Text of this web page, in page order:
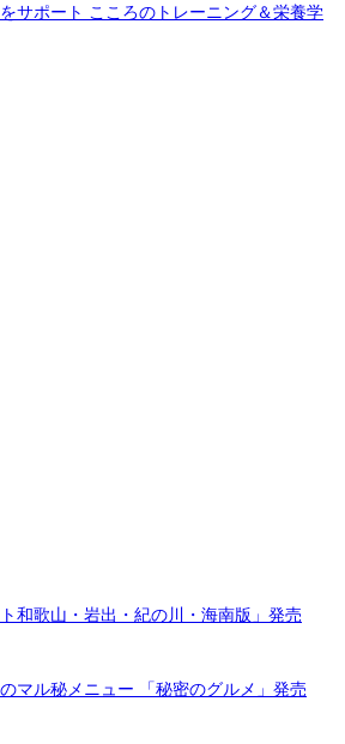
サポート こころのトレーニング＆栄養学
ト和歌山・岩出・紀の川・海南版」発売
マル秘メニュー 「秘密のグルメ」発売